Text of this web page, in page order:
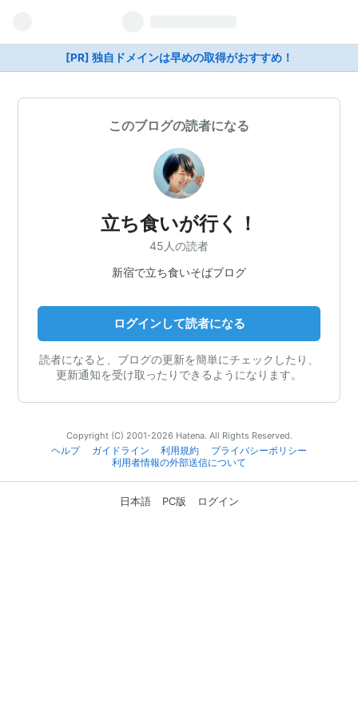
[PR] 独自ドメインは早めの取得がおすすめ！
このブログの読者になる
立ち食いが行く！
45人の読者
新宿で立ち食いそばブログ
ログインして読者になる
読者になると、ブログの更新を簡単にチェックしたり、
更新通知を受け取ったりできるようになります。
Copyright (C) 2001-2026 Hatena. All Rights Reserved.
ヘルプ
ガイドライン 利用規約
プライバシーポリシー
利用者情報の外部送信について
日本語 PC版 ログイン